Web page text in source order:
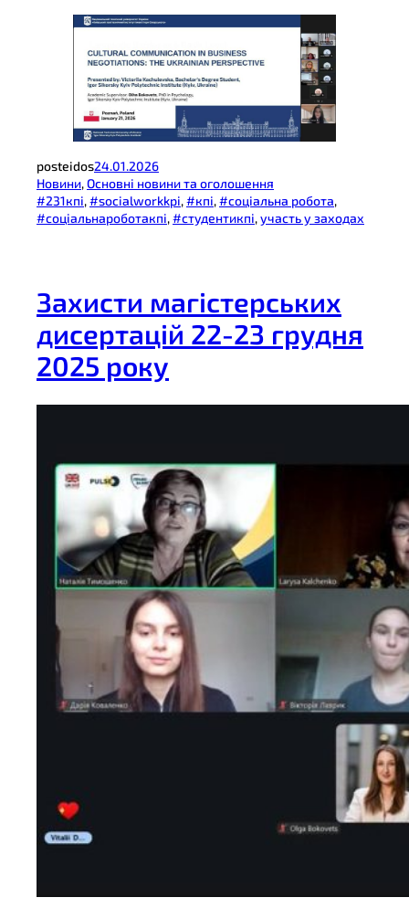
posteidos24.01.2026
Новини, Основні новини та оголошення
#231кпі, #socialworkkpi, #кпі, #соціальна робота
#соціальнароботакпі, #студентикпі, участь у заходах
Захисти магістерських
дисертацій 22-23 грудня
2025 року